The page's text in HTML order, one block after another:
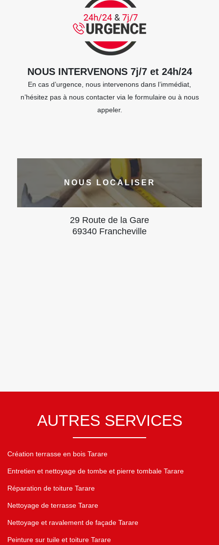
NOUS INTERVENONS 7j/7 et 24h/24
En cas d’urgence, nous intervenons dans l’immédiat,
n’hésitez pas à nous contacter via le formulaire ou à nous
appeler.
NOUS LOCALISER
29 Route de la Gare
69340 Francheville
AUTRES SERVICES
Création terrasse en bois Tarare
Entretien et nettoyage de tombe et pierre tombale Tarare
Réparation de toiture Tarare
Nettoyage de terrasse Tarare
Nettoyage et ravalement de façade Tarare
Peinture sur tuile et toiture Tarare